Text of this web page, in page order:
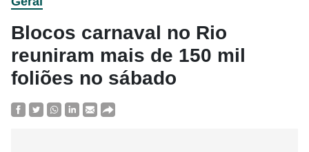
Blocos carnaval no Rio
reuniram mais de 150 mil
foliões no sábado